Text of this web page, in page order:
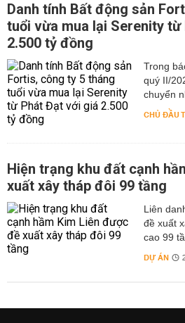
Danh tính Bất động sản
tuổi vừa mua lại Serenity
2.500 tỷ đồng
Trong
quý II/
chuyển
CHỦ ĐẦU
Hiện trạng khu đất cạnh
xuất xây tháp đôi 99 tầng
Liên
đề xuất
cao 99
DỰ ÁN